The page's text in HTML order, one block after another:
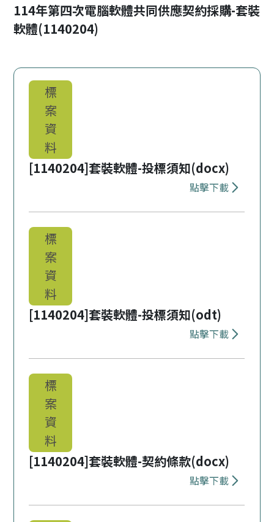
114年第四次電腦軟體共同供應契約採購-套裝
軟體(1140204)
標
案
資
料
[1140204]套裝軟體-投標須知(docx)
點擊下載
標
案
資
料
[1140204]套裝軟體-投標須知(odt)
點擊下載
標
案
資
料
[1140204]套裝軟體-契約條款(docx)
點擊下載